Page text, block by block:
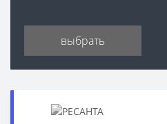
выбрать